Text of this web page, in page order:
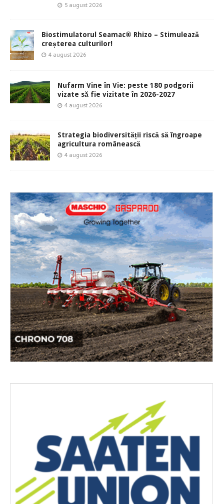
5 august 2026
Biostimulatorul Seamac® Rhizo – Stimulează
creșterea culturilor!
4 august 2026
Nufarm Vine în Vie: peste 180 podgorii
vizate să fie vizitate în 2026-2027
4 august 2026
Strategia biodiversității riscă să îngroape
agricultura românească
4 august 2026